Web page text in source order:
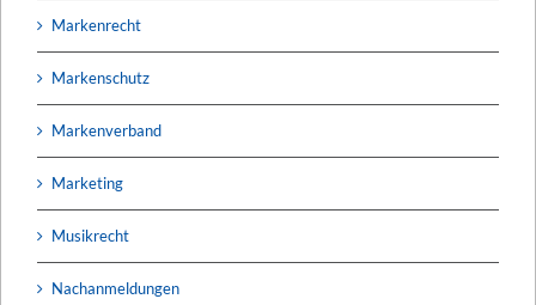
Markenrecht
Markenschutz
Markenverband
Marketing
Musikrecht
Nachanmeldungen